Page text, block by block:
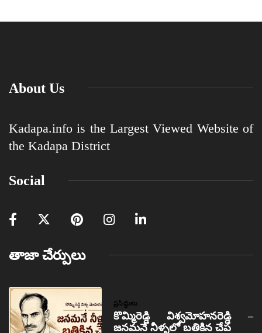
About Us
Kadapa.info is the Largest Viewed Website of
the Kadapa District
Social
తాజా చేర్పులు
ప్రసిద్ధులు
కొమ్మిరెడ్డి విశ్వమోహనరెడ్డి –
జనమనే నీళ్ళలో బతికిన చేప